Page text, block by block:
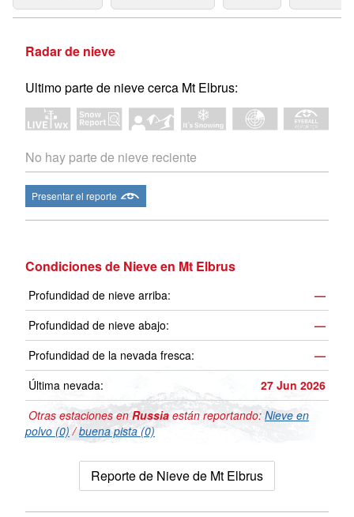
Radar de nieve
Ultimo parte de nieve cerca Mt Elbrus:
No hay parte de nieve reciente
Presentar el reporte
Condiciones de Nieve en Mt Elbrus
Profundidad de nieve arriba:
—
Profundidad de nieve abajo:
—
Profundidad de la nevada fresca:
—
Última nevada:
27 Jun 2026
Otras estaciones enRussia están reportando: Nieve en
polvo (0) /buena pista (0)
Reporte de Nieve de Mt Elbrus